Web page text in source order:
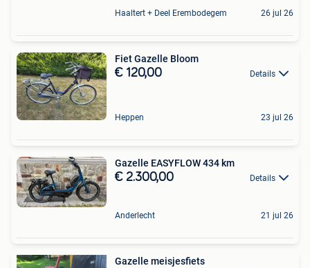
Haaltert + Deel Erembodegem 26 jul 26
Fiet Gazelle Bloom
€ 120,00 Details
Heppen 23 jul 26
Gazelle EASYFLOW 434 km
€ 2.300,00 Details
Anderlecht 21 jul 26
Gazelle meisjesfiets